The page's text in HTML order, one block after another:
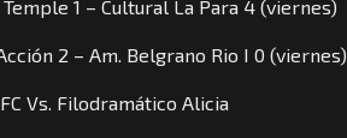
1 – Cultural La Para 4 (viernes)
2 – Am. Belgrano Rio I 0 (viernes)
Vs. Filodramático Alicia